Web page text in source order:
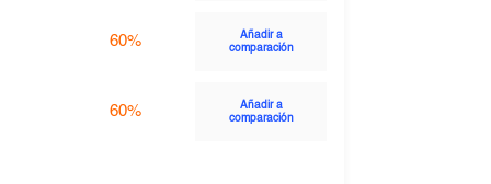
60%
Añadir a
comparación
60%
Añadir a
comparación